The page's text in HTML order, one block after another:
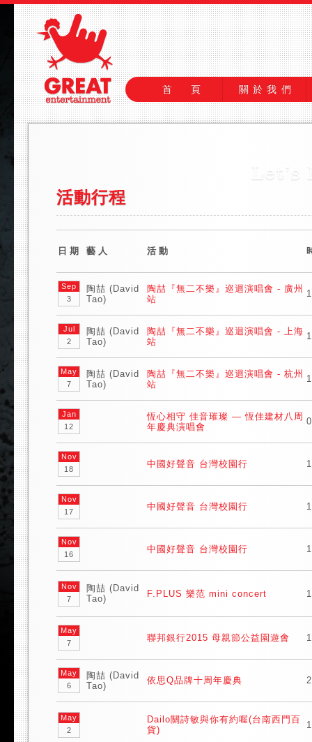
首 頁 關於我們
活動行程
日期 藝人 活動
Sep
3
陶喆 (David
Tao)
陶喆『無二不樂』巡迴演唱會 - 廣州
站
Jul
2
陶喆 (David
Tao)
陶喆『無二不樂』巡迴演唱會 - 上海
站
May
7
陶喆 (David
Tao)
陶喆『無二不樂』巡迴演唱會 - 杭州
站
Jan
12
恆心相守 佳音璀璨 — 恆佳建材八周
年慶典演唱會
Nov
18
中國好聲音 台灣校園行
Nov
17
中國好聲音 台灣校園行
Nov
16
中國好聲音 台灣校園行
Nov
7
陶喆 (David
Tao)
F.PLUS 樂范 mini concert
May
7
聯邦銀行2015 母親節公益園遊會
May
6
陶喆 (David
Tao)
依思Q品牌十周年慶典
May
2
Dailo關詩敏與你有約喔(台南西門百
貨)